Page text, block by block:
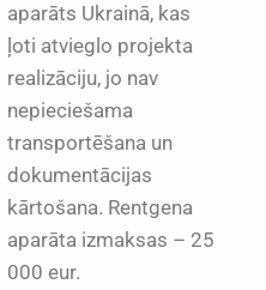
aparāts Ukrainā, kas
ļoti atvieglo projekta
realizāciju, jo nav
nepieciešama
transportēšana un
dokumentācijas
kārtošana. Rentgena
aparāta izmaksas – 25
000 eur.